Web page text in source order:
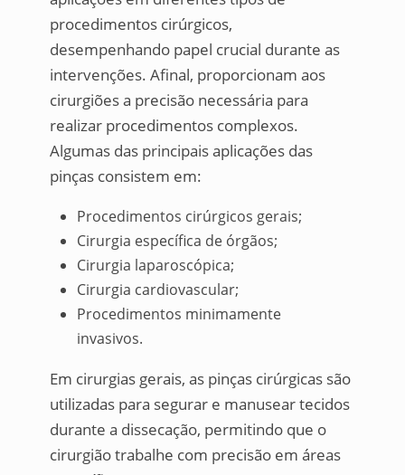
procedimentos cirúrgicos,
desempenhando papel crucial durante as
intervenções. Afinal, proporcionam aos
cirurgiões a precisão necessária para
realizar procedimentos complexos.
Algumas das principais aplicações das
pinças consistem em:
Procedimentos cirúrgicos gerais;
Cirurgia específica de órgãos;
Cirurgia laparoscópica;
Cirurgia cardiovascular;
Procedimentos minimamente
invasivos.
Em cirurgias gerais, as pinças cirúrgicas são
utilizadas para segurar e manusear tecidos
durante a dissecação, permitindo que o
cirurgião trabalhe com precisão em áreas